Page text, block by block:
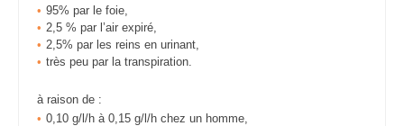
95% par le foie,
2,5 % par l’air expiré,
2,5% par les reins en urinant,
très peu par la transpiration.
à raison de :
0,10 g/l/h à 0,15 g/l/h chez un homme,